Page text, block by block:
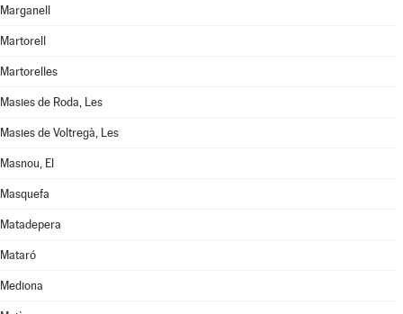
Marganell
Martorell
Martorelles
Masies de Roda, Les
Masies de Voltregà, Les
Masnou, El
Masquefa
Matadepera
Mataró
Mediona